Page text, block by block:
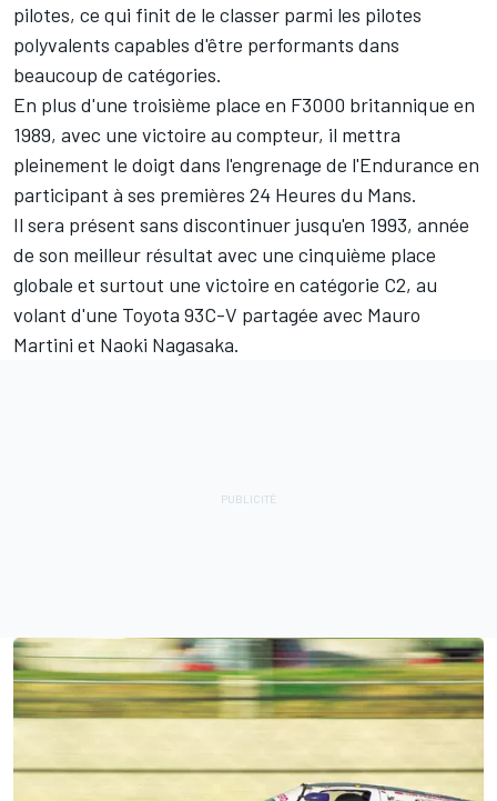
pilotes, ce qui finit de le classer parmi les pilotes
polyvalents capables d'être performants dans
beaucoup de catégories.
En plus d'une troisième place en F3000 britannique en
1989, avec une victoire au compteur, il mettra
pleinement le doigt dans l'engrenage de l'Endurance en
participant à ses premières 24 Heures du Mans.
Il sera présent sans discontinuer jusqu'en 1993, année
de son meilleur résultat avec une cinquième place
globale et surtout une victoire en catégorie C2, au
volant d'une Toyota 93C-V partagée avec Mauro
Martini et Naoki Nagasaka.